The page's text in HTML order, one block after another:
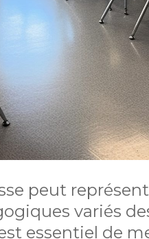
peut
variés
essentiel de